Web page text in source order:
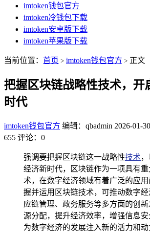
imtoken钱包官方
imtoken冷钱包下载
imtoken安卓版下载
imtoken苹果版下载
当前位置： 首页 > imtoken钱包官方 > 正文
把握区块链战略性技术，开
时代
imtoken钱包官方 编辑：qbadmin 2026-01-
655 评论：0
强调要把握区块链这一战略性技术
经济新时代，区块链作为一项具有
术，在数字经济领域有着广泛的应
握并运用区块链技术，可推动数字
应链管理、政务服务等多方面的创
源分配，提升经济效率，增强信息安
为数字经济的发展注入新的活力和动